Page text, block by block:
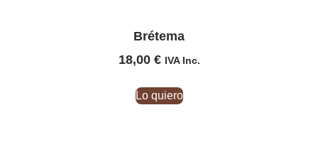
Brétema
18,00 € IVA Inc.
Lo quiero